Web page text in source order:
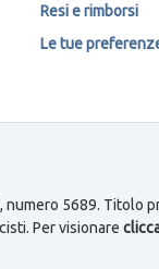
Resi e rimborsi
Le tue
5689. Titolo
Per visionare